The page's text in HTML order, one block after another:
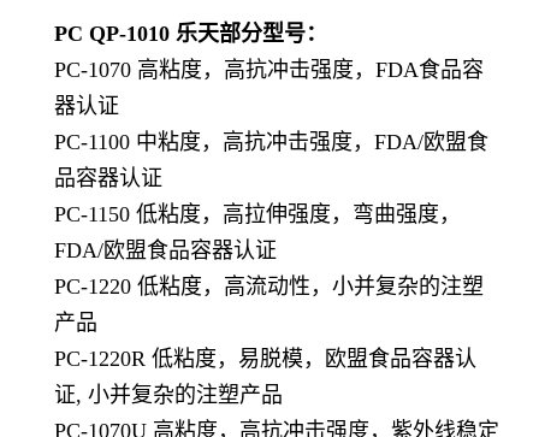
PC QP-1010 乐天部分型号：
PC-1070 高粘度，高抗冲击强度，FDA食品容
器认证
PC-1100 中粘度，高抗冲击强度，FDA/欧盟食
品容器认证
PC-1150 低粘度，高拉伸强度，弯曲强度，
FDA/欧盟食品容器认证
PC-1220 低粘度，高流动性，小并复杂的注塑
产品
PC-1220R 低粘度，易脱模，欧盟食品容器认
证, 小并复杂的注塑产品
PC-1070U 高粘度，高抗冲击强度，紫外线稳定